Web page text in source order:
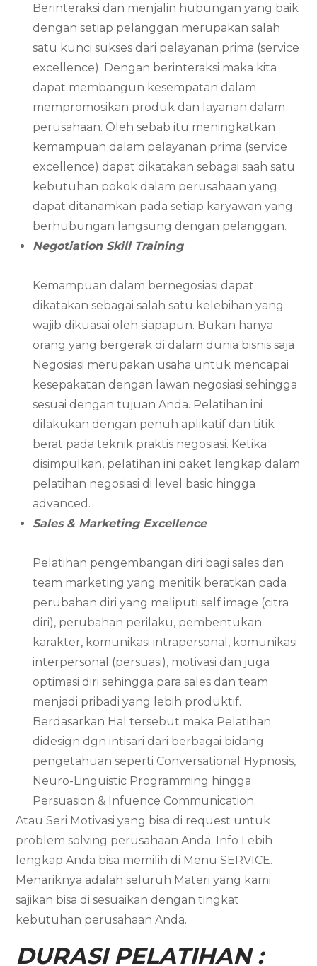
Berinteraksi dan menjalin hubungan yang baik
dengan setiap pelanggan merupakan salah
satu kunci sukses dari pelayanan prima (service
excellence). Dengan berinteraksi maka kita
dapat membangun kesempatan dalam
mempromosikan produk dan layanan dalam
perusahaan. Oleh sebab itu meningkatkan
kemampuan dalam pelayanan prima (service
excellence) dapat dikatakan sebagai saah satu
kebutuhan pokok dalam perusahaan yang
dapat ditanamkan pada setiap karyawan yang
berhubungan langsung dengan pelanggan.
Negotiation Skill Training
Kemampuan dalam bernegosiasi dapat
dikatakan sebagai salah satu kelebihan yang
wajib dikuasai oleh siapapun. Bukan hanya
orang yang bergerak di dalam dunia bisnis saja
Negosiasi merupakan usaha untuk mencapai
kesepakatan dengan lawan negosiasi sehingga
sesuai dengan tujuan Anda. Pelatihan ini
dilakukan dengan penuh aplikatif dan titik
berat pada teknik praktis negosiasi. Ketika
disimpulkan, pelatihan ini paket lengkap dalam
pelatihan negosiasi di level basic hingga
advanced.
Sales & Marketing Excellence
Pelatihan pengembangan diri bagi sales dan
team marketing yang menitik beratkan pada
perubahan diri yang meliputi self image (citra
diri), perubahan perilaku, pembentukan
karakter, komunikasi intrapersonal, komunikasi
interpersonal (persuasi), motivasi dan juga
optimasi diri sehingga para sales dan team
menjadi pribadi yang lebih produktif.
Berdasarkan Hal tersebut maka Pelatihan
didesign dgn intisari dari berbagai bidang
pengetahuan seperti Conversational Hypnosis,
Neuro-Linguistic Programming hingga
Persuasion & Infuence Communication.
Atau Seri Motivasi yang bisa di request untuk
problem solving perusahaan Anda. Info Lebih
lengkap Anda bisa memilih di Menu SERVICE.
Menariknya adalah seluruh Materi yang kami
sajikan bisa di sesuaikan dengan tingkat
kebutuhan perusahaan Anda.
DURASI PELATIHAN :